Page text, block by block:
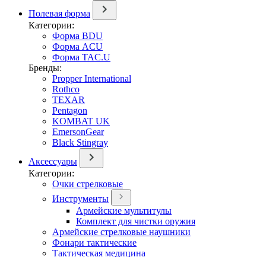
Полевая форма
Категории:
Форма BDU
Форма ACU
Форма TAC.U
Бренды:
Propper International
Rothco
TEXAR
Pentagon
KOMBAT UK
EmersonGear
Black Stingray
Аксессуары
Категории:
Очки стрелковые
Инструменты
Армейские мультитулы
Комплект для чистки оружия
Армейские стрелковые наушники
Фонари тактические
Тактическая медицина